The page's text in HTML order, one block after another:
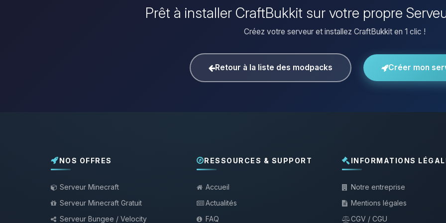
Prêt à installer CraftBukkit sur votre propre
Créez votre serveur et installez CraftBukkit en 1 clic !
Retour à la liste des modpacks Créer mon
NOS OFFRES
Serveur Minecraft
Serveur Minecraft Gratuit
Serveur Bungee / Velocity
RESSOURCES & SUPPORT
Accueil
Actualités
FAQ
INFORMATIONS
Notre entreprise
Mentions légales
CGV / CGU